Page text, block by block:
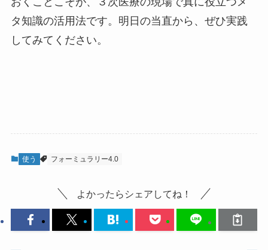
タ知識の活用法です。明日の当直から、ぜひ実践
してみてください。
使う フォーミュラリー4.0
よかったらシェアしてね！